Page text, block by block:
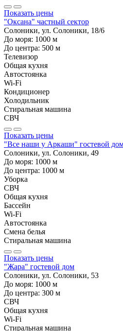
Показать цены
"Оксана" частный сектор
Солоники, ул. Солоники, 18/6
До моря: 1000 м
До центра: 500 м
Телевизор
Общая кухня
Автостоянка
Wi-Fi
Кондиционер
Холодильник
Стиральная машина
СВЧ
Показать цены
"Все наши у Аркаши" гостевой
Солоники, ул. Солоники, 49
До моря: 1000 м
До центра: 1000 м
Уборка
СВЧ
Общая кухня
Бассейн
Wi-Fi
Автостоянка
Смена белья
Стиральная машина
Показать цены
"Жара" гостевой дом
Солоники, ул. Солоники, 53
До моря: 1000 м
До центра: 300 м
СВЧ
Общая кухня
Wi-Fi
Стиральная машина